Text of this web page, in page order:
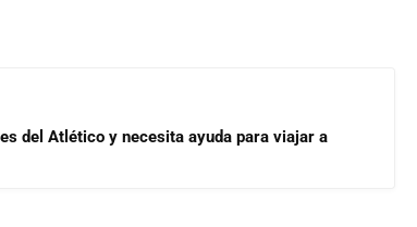
del Atlético y necesita ayuda para viajar a